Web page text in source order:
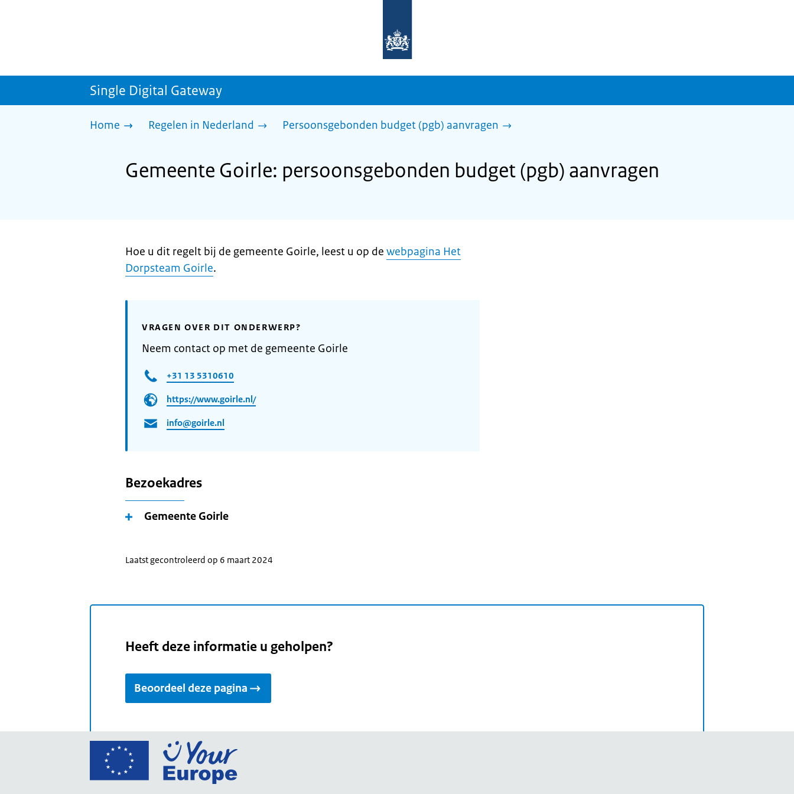
homepage
sdg.rijksoverheid.nl
Single Digital Gateway
Home Regelen in Nederland Persoonsgebonden budget (pgb) aanvragen
Gemeente Goirle: persoonsgebonden budget (pgb) aanvragen
Hoe u dit regelt bij de gemeente Goirle, leest u op de webpagina Het
Dorpsteam Goirle.
VRAGEN OVER DIT ONDERWERP?
Neem contact op met de gemeente Goirle
+31 13 5310610
https://www.goirle.nl/
info@goirle.nl
Bezoekadres
Gemeente Goirle
Laatst gecontroleerd op 6 maart 2024
Heeft deze informatie u geholpen?
Beoordeel deze pagina
Ga